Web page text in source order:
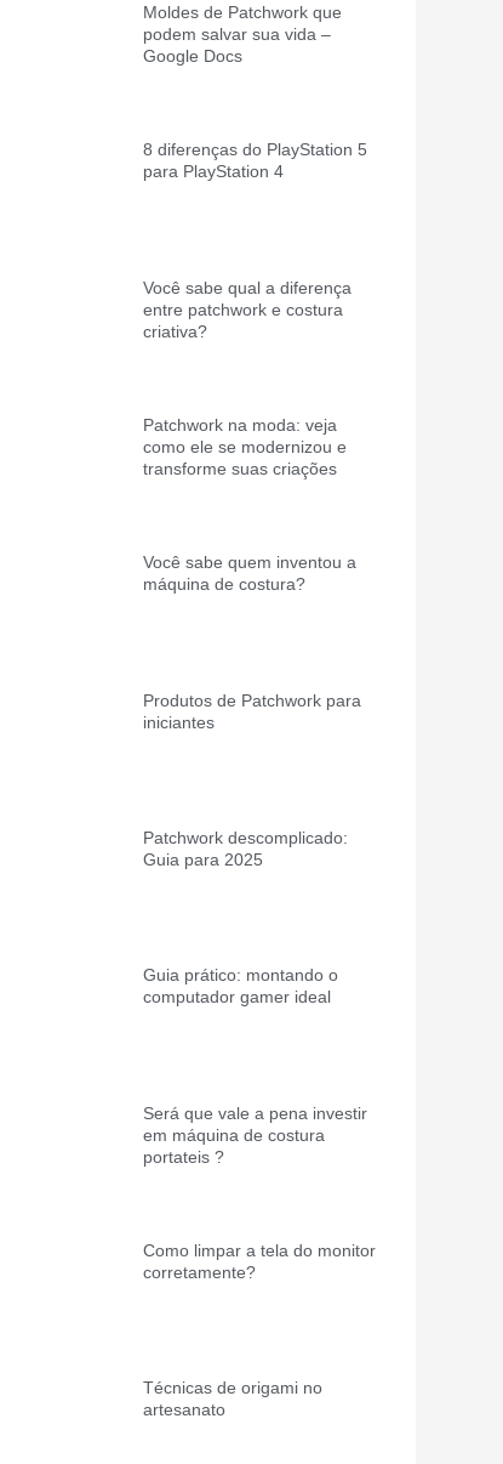
Moldes de Patchwork que
podem salvar sua vida –
Google Docs
8 diferenças do PlayStation 5
para PlayStation 4
Você sabe qual a diferença
entre patchwork e costura
criativa?
Patchwork na moda: veja
como ele se modernizou e
transforme suas criações
Você sabe quem inventou a
máquina de costura?
Produtos de Patchwork para
iniciantes
Patchwork descomplicado:
Guia para 2025
Guia prático: montando o
computador gamer ideal
Será que vale a pena investir
em máquina de costura
portateis ?
Como limpar a tela do monitor
corretamente?
Técnicas de origami no
artesanato